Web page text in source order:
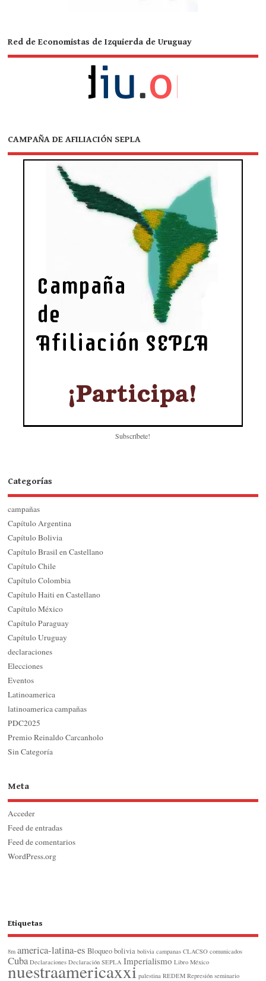
Red de Economistas de Izquierda de Uruguay
CAMPAÑA DE AFILIACIÓN SEPLA
Subscríbete!
Categorías
campañas
Capítulo Argentina
Capítulo Bolivia
Capítulo Brasil en Castellano
Capítulo Chile
Capítulo Colombia
Capítulo Haiti en Castellano
Capítulo México
Capítulo Paraguay
Capítulo Uruguay
declaraciones
Elecciones
Eventos
Latinoamerica
latinoamerica campañas
PDC2025
Premio Reinaldo Carcanholo
Sin Categoría
Meta
Acceder
Feed de entradas
Feed de comentarios
WordPress.org
Etiquetas
8m america-latina-es Bloqueo bolivia bolivia campanas CLACSO comunicados
Cuba Declaraciones Declaración SEPLA Imperialismo Libro México
nuestraamericaxxi palestina REDEM Represión seminario